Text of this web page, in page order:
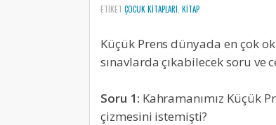
ETIKET ÇOCUK KITAPLARI KITAP
Küçük Prens dünyada en çok
sınavlarda çıkabilecek soru ve
Soru 1: Kahramanımız Küçük
çizmesini istemişti?